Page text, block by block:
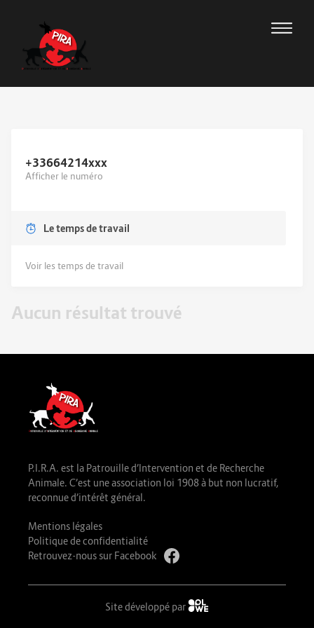
+33664214xxx
Afficher le numéro
Le temps de travail
Voir les temps de travail
Aucun résultat trouvé
P.I.R.A. est la Patrouille d’Intervention et de Recherche
Animale. C’est une association loi 1908 à but non lucratif,
reconnue d’intérêt général.
Mentions légales
Politique de confidentialité
Retrouvez-nous sur Facebook
Site développé par